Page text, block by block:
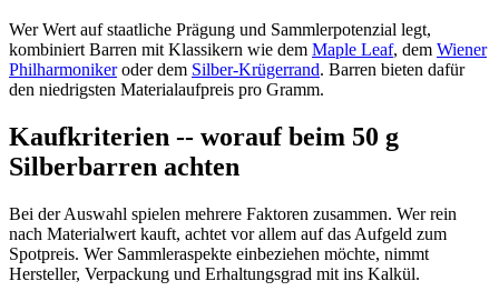
Wer Wert auf staatliche Prägung und Sammlerpotenzial legt,
kombiniert Barren mit Klassikern wie dem Maple Leaf, dem Wiener
Philharmonikeroder dem Silber-Krügerrand. Barren bieten dafür
den niedrigsten Materialaufpreis pro Gramm.
Kaufkriterien -- worauf beim 50 g
Silberbarren achten
Bei der Auswahl spielen mehrere Faktoren zusammen. Wer rein
nach Materialwert kauft, achtet vor allem auf das Aufgeld zum
Spotpreis. Wer Sammleraspekte einbeziehen möchte, nimmt
Hersteller, Verpackung und Erhaltungsgrad mit ins Kalkül.